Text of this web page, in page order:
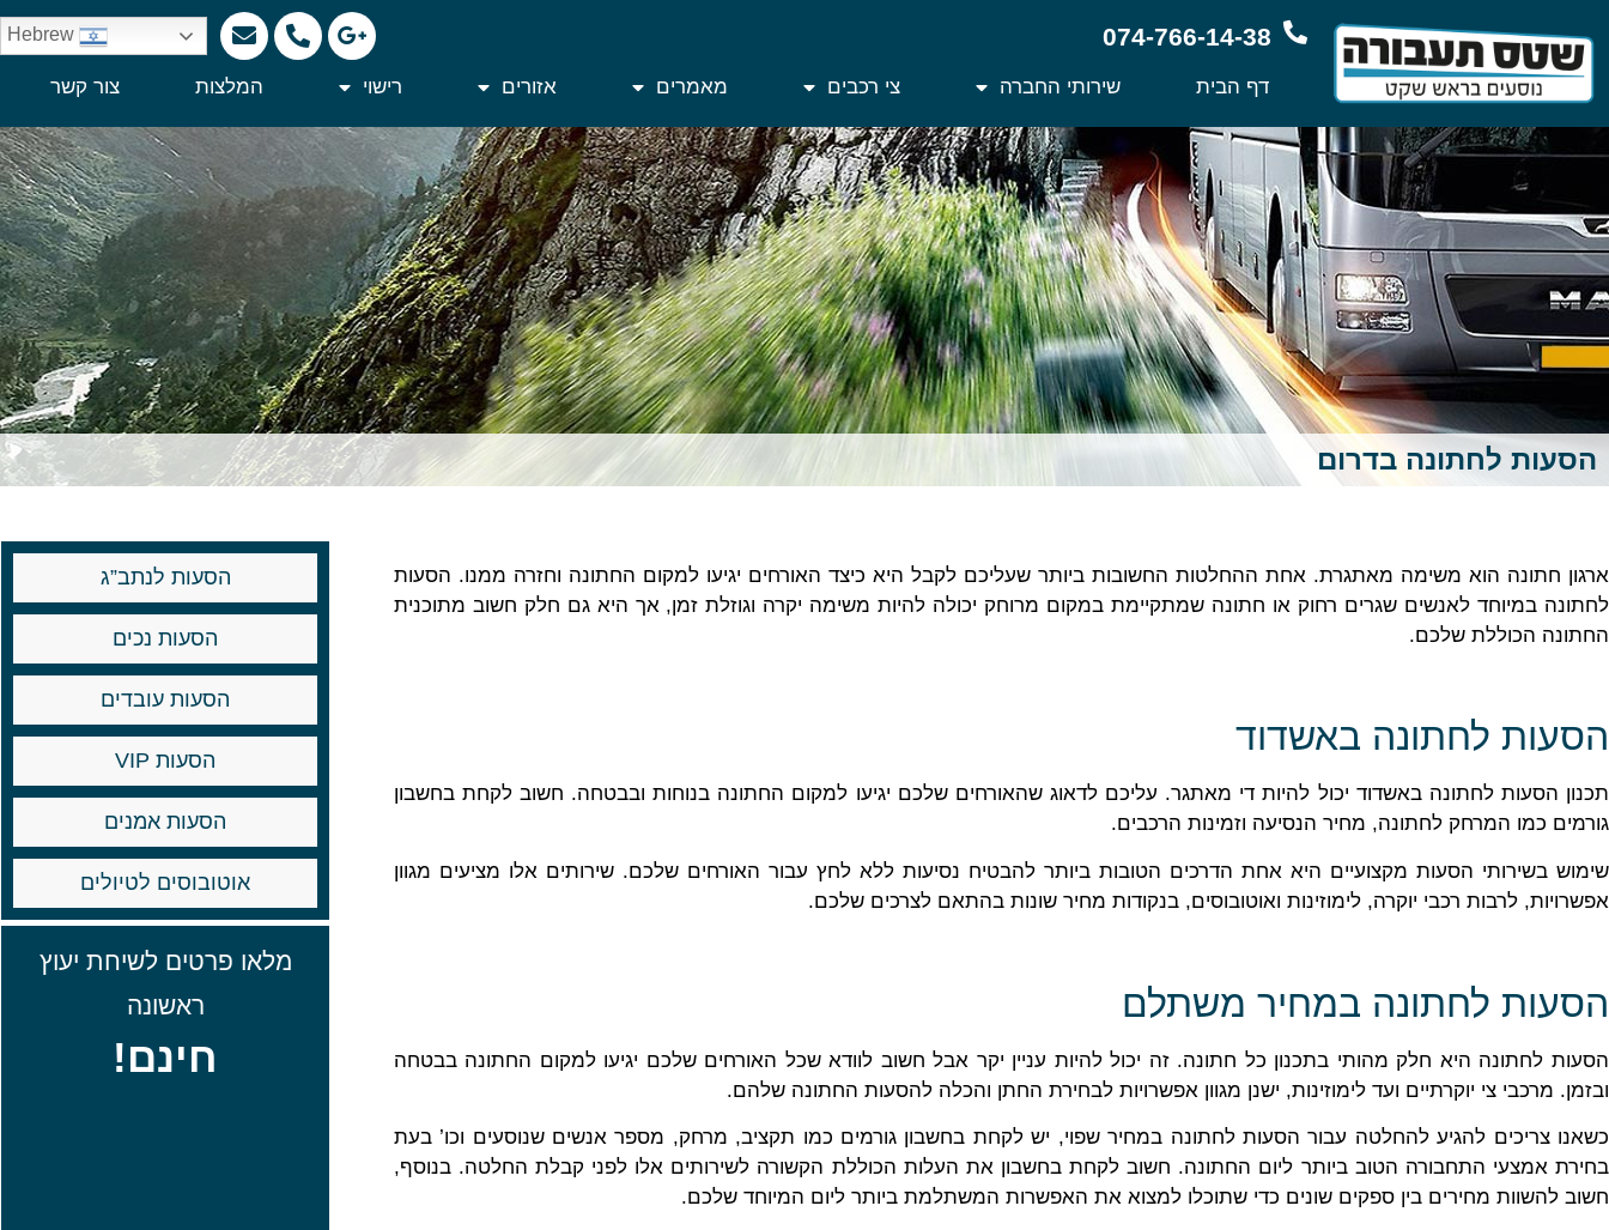
074-766-14-38
Hebrew
דף הבית שירותי החברה צי רכבים מאמרים אזורים רישוי המלצות צור קשר
הסעות לחתונה בדרום
ארגון חתונה הוא משימה מאתגרת. אחת ההחלטות החשובות ביותר שעליכם לקבל היא כיצד האורחים יגיעו למקום החתונה וחזרה ממנו. הסעות
לחתונה במיוחד לאנשים שגרים רחוק או חתונה שמתקיימת במקום מרוחק יכולה להיות משימה יקרה וגוזלת זמן, אך היא גם חלק חשוב מתוכנית
החתונה הכוללת שלכם.
הסעות לחתונה באשדוד
תכנון הסעות לחתונה באשדוד יכול להיות די מאתגר. עליכם לדאוג שהאורחים שלכם יגיעו למקום החתונה בנוחות ובבטחה. חשוב לקחת בחשבון
גורמים כמו המרחק לחתונה, מחיר הנסיעה וזמינות הרכבים.
שימוש בשירותי הסעות מקצועיים היא אחת הדרכים הטובות ביותר להבטיח נסיעות ללא לחץ עבור האורחים שלכם. שירותים אלו מציעים מגוון
אפשרויות, לרבות רכבי יוקרה, לימוזינות ואוטובוסים, בנקודות מחיר שונות בהתאם לצרכים שלכם.
הסעות לחתונה במחיר משתלם
הסעות לחתונה היא חלק מהותי בתכנון כל חתונה. זה יכול להיות עניין יקר אבל חשוב לוודא שכל האורחים שלכם יגיעו למקום החתונה בבטחה
ובזמן. מרכבי צי יוקרתיים ועד לימוזינות, ישנן מגוון אפשרויות לבחירת החתן והכלה להסעות החתונה שלהם.
כשאנו צריכים להגיע להחלטה עבור הסעות לחתונה במחיר שפוי, יש לקחת בחשבון גורמים כמו תקציב, מרחק, מספר אנשים שנוסעים וכו’ בעת
בחירת אמצעי התחבורה הטוב ביותר ליום החתונה. חשוב לקחת בחשבון את העלות הכוללת הקשורה לשירותים אלו לפני קבלת החלטה. בנוסף,
חשוב להשוות מחירים בין ספקים שונים כדי שתוכלו למצוא את האפשרות המשתלמת ביותר ליום המיוחד שלכם.
הסעות לנתב”ג
הסעות נכים
הסעות עובדים
הסעות VIP
הסעות אמנים
אוטובוסים לטיולים
מלאו פרטים לשיחת יעוץ
ראשונה
חינם!